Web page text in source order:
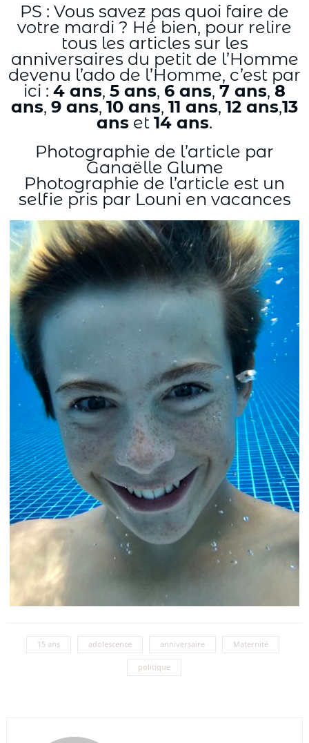
PS : Vous savez pas quoi faire de
votre mardi ? Hé bien, pour relire
tous les articles sur les
anniversaires du petit de l’Homme
devenu l’ado de l’Homme, c’est par
ici : 4 ans, 5 ans, 6 ans, 7 ans,8
ans, 9 ans,10 ans, 11 ans, 12 ans,13
ans et 14 ans.
Photographie de l’article par
Ganaëlle Glume
Photographie de l’article est un
selfie pris par Louni en vacances
15 ans adolescence anniversaire Maternité
politique